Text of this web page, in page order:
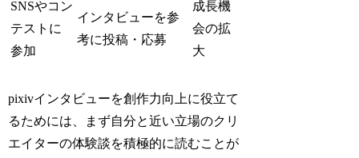
SNSやコン
テストに
参加
インタビューを参
考に投稿・応募
成長機
会の拡
大
pixivインタビューを創作力向上に役立て
るためには、まず自分と近い立場のクリ
エイターの体験談を積極的に読むことが